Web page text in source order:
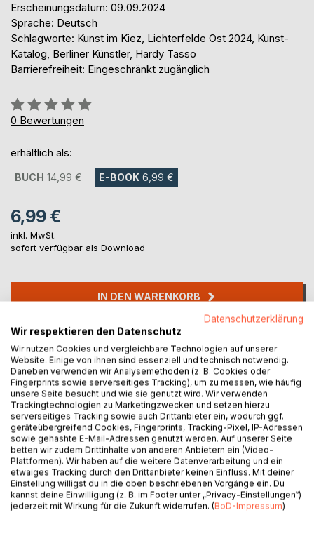
Erscheinungsdatum: 09.09.2024
Sprache: Deutsch
Schlagworte: Kunst im Kiez, Lichterfelde Ost 2024, Kunst-
Katalog, Berliner Künstler, Hardy Tasso
Barrierefreiheit: Eingeschränkt zugänglich
Bewertung::
0%
0 Bewertungen
erhältlich als:
BUCH 14,99 € E-BOOK 6,99 €
6,99 €
inkl. MwSt.
sofort verfügbar als Download
IN DEN WARENKORB
Auf die Merkliste
Titel bewerten
BESCHREIBUNG
Kunst im Kiez in Lichterfelde Ost fand immer in Geschäften
und einigen anderen Ausstellungsorten statt. Die
Datenschutzerklärung
Wir respektieren den Datenschutz
Wir nutzen Cookies und vergleichbare Technologien auf unserer
Website. Einige von ihnen sind essenziell und technisch notwendig.
Daneben verwenden wir Analysemethoden (z. B. Cookies oder
Fingerprints sowie serverseitiges Tracking), um zu messen, wie häufig
unsere Seite besucht und wie sie genutzt wird. Wir verwenden
Trackingtechnologien zu Marketingzwecken und setzen hierzu
serverseitiges Tracking sowie auch Drittanbieter ein, wodurch ggf.
geräteübergreifend Cookies, Fingerprints, Tracking-Pixel, IP-Adressen
sowie gehashte E-Mail-Adressen genutzt werden. Auf unserer Seite
betten wir zudem Drittinhalte von anderen Anbietern ein (Video-
Plattformen). Wir haben auf die weitere Datenverarbeitung und ein
etwaiges Tracking durch den Drittanbieter keinen Einfluss. Mit deiner
Einstellung willigst du in die oben beschriebenen Vorgänge ein. Du
kannst deine Einwilligung (z. B. im Footer unter „Privacy-Einstellungen“)
jederzeit mit Wirkung für die Zukunft widerrufen. (BoD-Impressum)